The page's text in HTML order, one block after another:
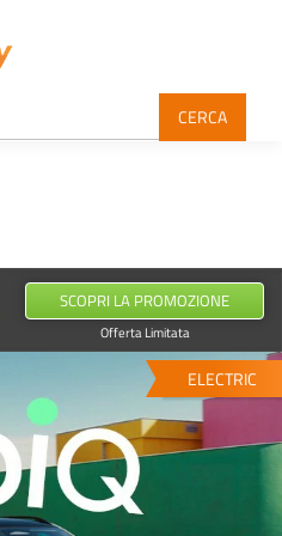
CERCA
SCOPRI LA PROMOZIONE
Offerta Limitata
ELECTRIC